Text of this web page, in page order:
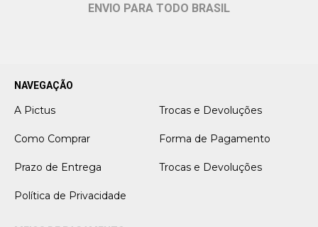
ENVIO PARA TODO BRASIL
NAVEGAÇÃO
A Pictus Trocas e Devoluções
Como Comprar Forma de Pagamento
Prazo de Entrega Trocas e Devoluções
Política de Privacidade